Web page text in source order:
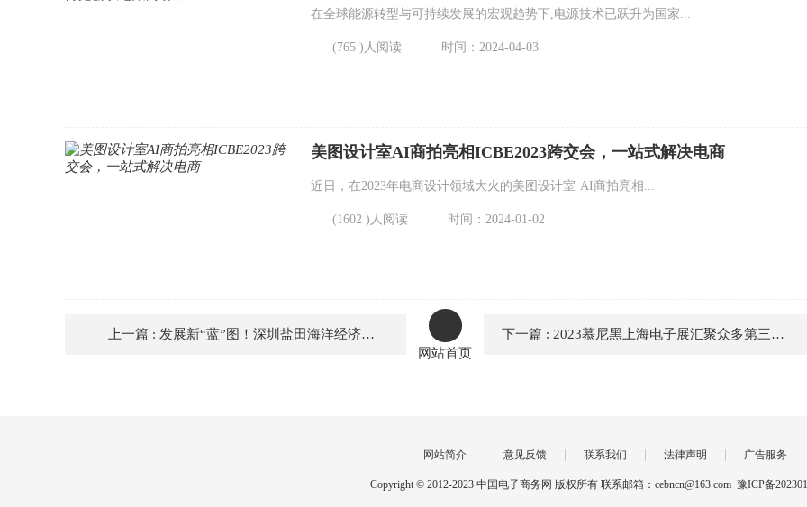
在全球能源转型与可持续发展的宏观趋势下,电源技术已跃升为国家...
(765 )人阅读 时间：2024-04-03
美图设计室AI商拍亮相ICBE2023跨交会，一站式解决电商
近日，在2023年电商设计领域大火的美图设计室·AI商拍亮相...
(1602 )人阅读 时间：2024-01-02
上一篇 : 发展新“蓝”图！深圳盐田海洋经济产业推介会在上海成功举行
网站首页
下一篇 : 2023慕尼黑上海电子展汇聚众多第三代半导体优质企业大放异彩
网站简介 | 意见反馈 | 联系我们 | 法律声明 | 广告服务
Copyright © 2012-2023 中国电子商务网 版权所有 联系邮箱：cebncn@163.com 豫ICP备